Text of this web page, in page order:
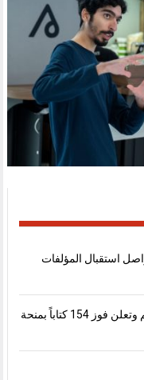
استقبال المؤلفات
“الشارقة للكتاب” تعزز التواصل بين لغات العالم وتعلن فوز 154 كتاباً بمنحة